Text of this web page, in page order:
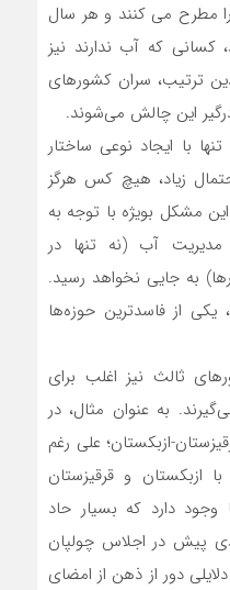
مطرح می کنند و هر سال
کسانی که آب ندارند نیز
ترتیب، سران کشورهای
این چالش می‌شوند.
با ایجاد نوعی ساختار
زیاد، هیچ کس هرگز
مشکل بویژه با توجه به
آب (نه تنها در
به جایی نخواهد رسید.
یکی از فاسدترین حوزه‌ها
ثالث نیز اغلب برای
به عنوان مثال، در
ازبکستان؛ علی رغم
با ازبکستان و قرقیزستان
وجود دارد که بسیار حاد
پیش در اجلاس چولپان
دور از ذهن از امضای